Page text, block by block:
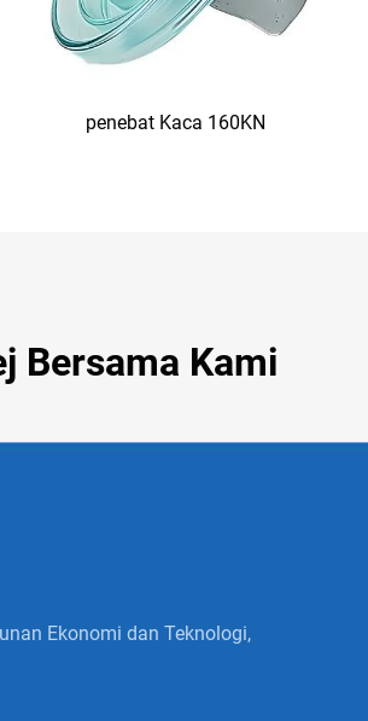
penebat Kaca 160KN
Bersama Kami
Ekonomi dan Teknologi,